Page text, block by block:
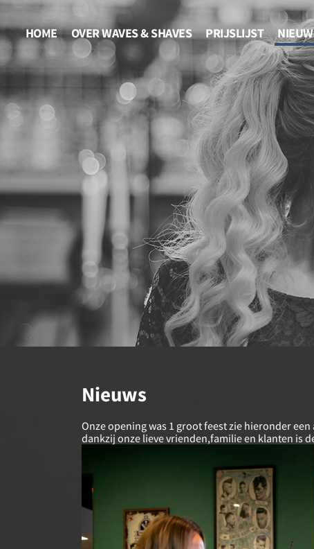
HOME OVER WAVES & SHAVES PRIJSLIJST
Nieuws
Onze opening was 1 groot feest zie hieronder
dankzij onze lieve vrienden,familie en klanten is